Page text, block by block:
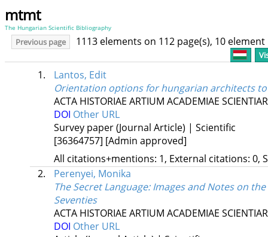
mtmt
The Hungarian Scientific Bibliography
Previous page 1113 elements on 112 page(s), 10
1.
Lantos, Edit
Orientation options for hungarian architects to
ACTA HISTORIAE ARTIUM ACADEMIAE
DOI Other URL
Survey paper (Journal Article) | Scientific
[36364757] [Admin approved]
All citations+mentions: 1, External citations: 0,
2.
Perenyei, Monika
The Secret Language: Images and Notes on
Seventies
ACTA HISTORIAE ARTIUM ACADEMIAE
DOI Other URL